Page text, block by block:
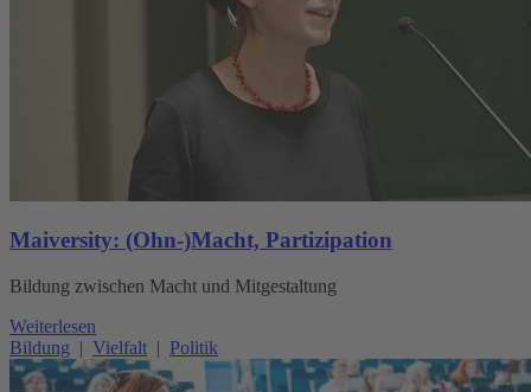
Maiversity: (Ohn-)Macht, Partizipation
Bildung zwischen Macht und Mitgestaltung
Weiterlesen
Bildung | Vielfalt | Politik